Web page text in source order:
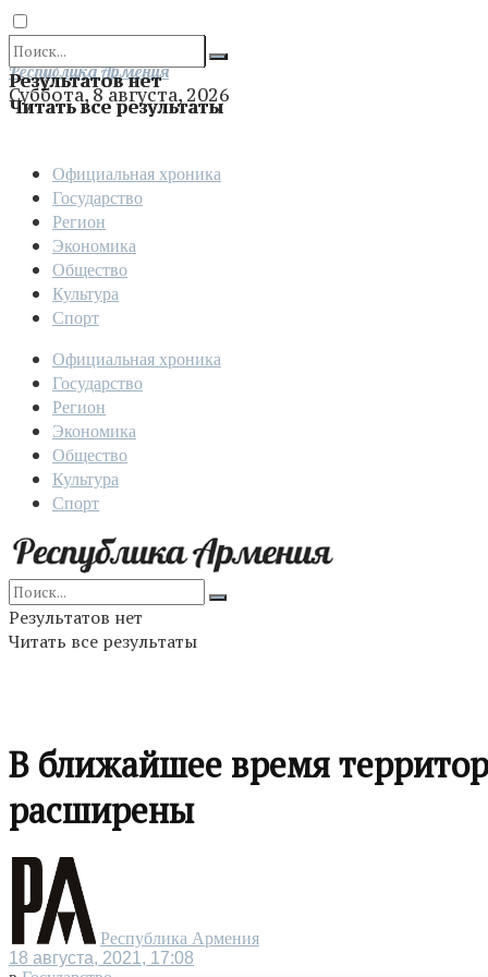
Результатов нет
Читать все результаты
Отправить
Республика Армения
Суббота, 8 августа, 2026
Официальная хроника
Государство
Регион
Экономика
Общество
Культура
Спорт
Официальная хроника
Государство
Регион
Экономика
Общество
Культура
Спорт
Результатов нет
Читать все результаты
В ближайшее время
расширены
Республика Армения
18 августа, 2021, 17:08